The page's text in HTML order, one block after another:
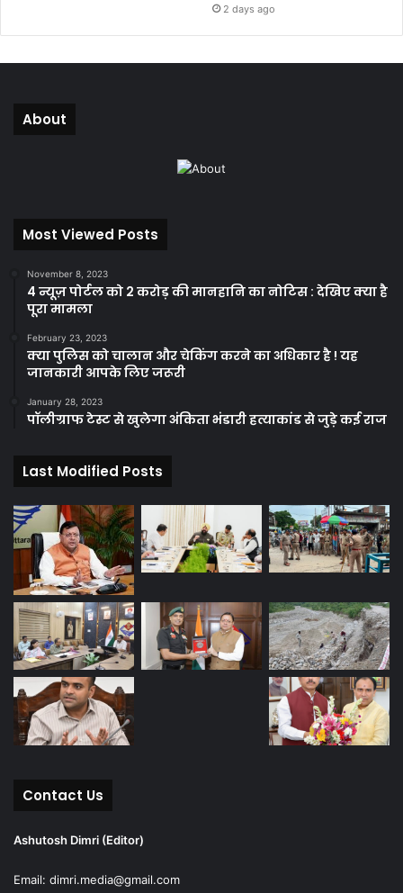
2 days ago
About
Most Viewed Posts
November 8, 2023
4 न्यूज़ पोर्टल को 2 करोड़ की मानहानि का नोटिस : देखिए क्या है
पूरा मामला
February 23, 2023
क्या पुलिस को चालान और चेकिंग करने का अधिकार है ! यह
जानकारी आपके लिए जरूरी
January 28, 2023
पॉलीग्राफ टेस्ट से खुलेगा अंकिता भंडारी हत्याकांड से जुड़े कई राज
Last Modified Posts
Contact Us
Ashutosh Dimri (Editor)
Email: dimri.media@gmail.com